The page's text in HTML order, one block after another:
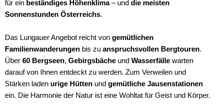
für ein beständiges Höhenklima– und die meisten
Sonnenstunden Österreichs.
Das Lungauer Angebot reicht von gemütlichen
Familienwanderungen bis zu anspruchsvollen Bergtouren.
Über 60 Bergseen, Gebirgsbäche und Wasserfälle warten
darauf von Ihnen entdeckt zu werden. Zum Verweilen und
Stärken laden urige Hütten und gemütliche Jausenstationen
ein. Die Harmonie der Natur ist eine Wohltat für Geist und Körper.